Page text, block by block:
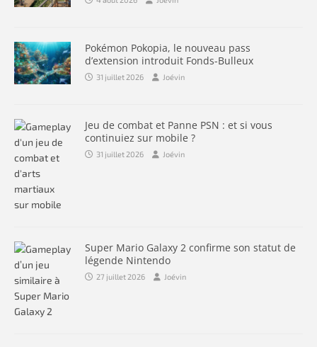
Pokémon Pokopia, le nouveau pass
d’extension introduit Fonds-Bulleux
31 juillet 2026 Joévin
Jeu de combat et Panne PSN : et si vous
continuiez sur mobile ?
31 juillet 2026 Joévin
Super Mario Galaxy 2 confirme son statut de
légende Nintendo
27 juillet 2026 Joévin